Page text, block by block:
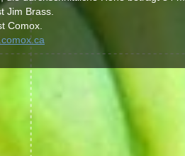
Jim Brass.
Comox.